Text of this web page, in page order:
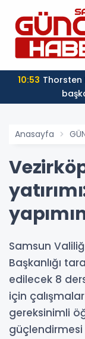
10:53
Anasayfa
Samsun
Başkanlığı
edilecek 8
için
gereksinimli